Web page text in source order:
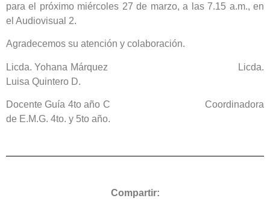
para el próximo miércoles 27 de marzo, a las 7.15 a.m., en
el Audiovisual 2.
Agradecemos su atención y colaboración.
Licda. Yohana Márquez Licda.
Luisa Quintero D.
Docente Guía 4to año C Coordinadora
de E.M.G. 4to. y 5to año.
Compartir: